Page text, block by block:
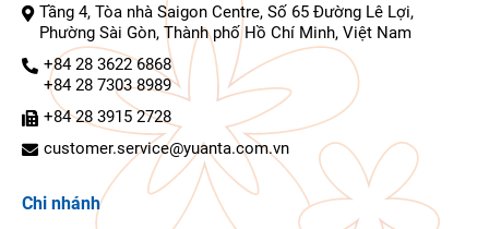
Tầng 4, Tòa nhà Saigon Centre, Số 65 Đường Lê Lợi,
Phường Sài Gòn, Thành phố Hồ Chí Minh, Việt Nam
+84 28 3622 6868
+84 28 7303 8989
+84 28 3915 2728
customer.service@yuanta.com.vn
Chi nhánh